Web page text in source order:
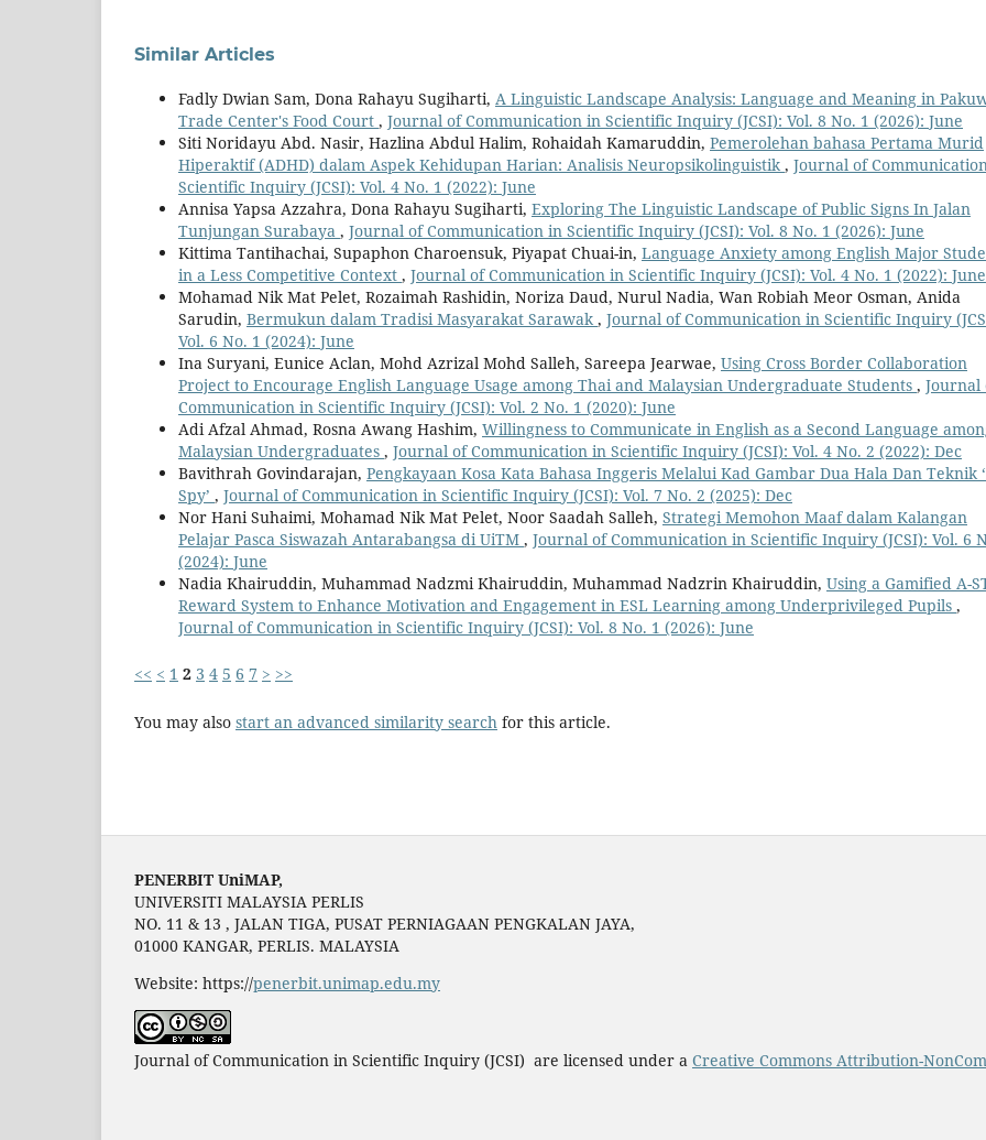
Similar Articles
Fadly Dwian Sam, Dona Rahayu Sugiharti, A Linguistic Landscape Analysis: Language and Meaning in
Trade Center's Food Court , Journal of Communication in Scientific Inquiry (JCSI): Vol. 8 No. 1 (2026): June
Siti Noridayu Abd. Nasir, Hazlina Abdul Halim, Rohaidah Kamaruddin, Pemerolehan bahasa Pertama Murid
Hiperaktif (ADHD) dalam Aspek Kehidupan Harian: Analisis Neuropsikolinguistik , Journal of
Scientific Inquiry (JCSI): Vol. 4 No. 1 (2022): June
Annisa Yapsa Azzahra, Dona Rahayu Sugiharti, Exploring The Linguistic Landscape of Public Signs In Jalan
Tunjungan Surabaya , Journal of Communication in Scientific Inquiry (JCSI): Vol. 8 No. 1 (2026): June
Kittima Tantihachai, Supaphon Charoensuk, Piyapat Chuai-in, Language Anxiety among English Major
in a Less Competitive Context , Journal of Communication in Scientific Inquiry (JCSI): Vol. 4 No. 1 (2022): June
Mohamad Nik Mat Pelet, Rozaimah Rashidin, Noriza Daud, Nurul Nadia, Wan Robiah Meor Osman, Anida
Sarudin, Bermukun dalam Tradisi Masyarakat Sarawak , Journal of Communication in Scientific Inquiry
Vol. 6 No. 1 (2024): June
Ina Suryani, Eunice Aclan, Mohd Azrizal Mohd Salleh, Sareepa Jearwae, Using Cross Border Collaboration
Project to Encourage English Language Usage among Thai and Malaysian Undergraduate Students , Journal
Communication in Scientific Inquiry (JCSI): Vol. 2 No. 1 (2020): June
Adi Afzal Ahmad, Rosna Awang Hashim, Willingness to Communicate in English as a Second Language
Malaysian Undergraduates , Journal of Communication in Scientific Inquiry (JCSI): Vol. 4 No. 2 (2022): Dec
Bavithrah Govindarajan, Pengkayaan Kosa Kata Bahasa Inggeris Melalui Kad Gambar Dua Hala Dan Teknik
Spy’ , Journal of Communication in Scientific Inquiry (JCSI): Vol. 7 No. 2 (2025): Dec
Nor Hani Suhaimi, Mohamad Nik Mat Pelet, Noor Saadah Salleh, Strategi Memohon Maaf dalam Kalangan
Pelajar Pasca Siswazah Antarabangsa di UiTM , Journal of Communication in Scientific Inquiry (JCSI): Vol. 6
(2024): June
Nadia Khairuddin, Muhammad Nadzmi Khairuddin, Muhammad Nadzrin Khairuddin, Using a Gamified A-
Reward System to Enhance Motivation and Engagement in ESL Learning among Underprivileged Pupils ,
Journal of Communication in Scientific Inquiry (JCSI): Vol. 8 No. 1 (2026): June
<< < 1 2 3 4 5 6 7 > >>
You may also start an advanced similarity search for this article.
PENERBIT UniMAP,
UNIVERSITI MALAYSIA PERLIS
NO. 11 & 13 , JALAN TIGA, PUSAT PERNIAGAAN PENGKALAN JAYA,
01000 KANGAR, PERLIS. MALAYSIA
Website: https://penerbit.unimap.edu.my
Journal of Communication in Scientific Inquiry (JCSI) are licensed under a Creative Commons Attribution-